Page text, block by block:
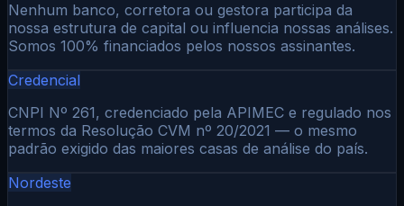
Nenhum banco, corretora ou gestora participa da
nossa estrutura de capital ou influencia nossas análises.
Somos 100% financiados pelos nossos assinantes.
Credencial
CNPI Nº 261, credenciado pela APIMEC e regulado nos
termos da Resolução CVM nº 20/2021 — o mesmo
padrão exigido das maiores casas de análise do país.
Nordeste